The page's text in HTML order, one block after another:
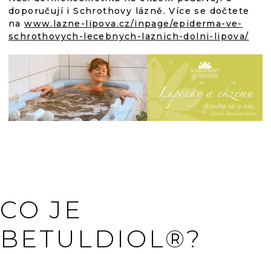
doporučují iSchrothovy lázně. Více se dočtete
na www.lazne-lipova.cz/inpage/epiderma-ve-
schrothovych-lecebnych-laznich-dolni-lipova/
CO JE
BETULDIOL®?